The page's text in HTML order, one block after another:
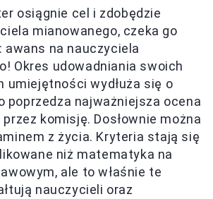
osiągnie cel i zdobędzie
mianowanego, czeka go
awans na nauczyciela
Okres udowadniania swoich
umiejętności wydłuża się o
poprzedza najważniejsza ocena
komisję. Dosłownie można
z życia. Kryteria stają się
niż matematyka na
ale to właśnie te
nauczycieli oraz